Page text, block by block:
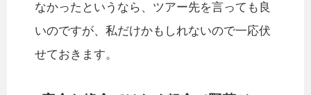
なかったというなら、ツアー先を言っても良
いのですが、私だけかもしれないので一応伏
せておきます。